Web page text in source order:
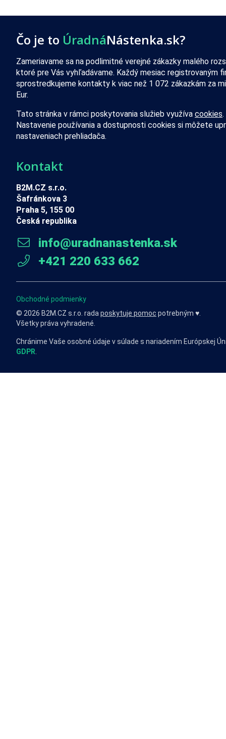
Čo je to ÚradnáNástenka.sk?
Zameriavame sa na podlimitné verejné zákazky malého
ktoré pre Vás vyhľadávame. Každý mesiac registrovaným
sprostredkujeme kontakty k viac než 1 072 zákazkám za
Eur.
Tato stránka v rámci poskytovania služieb využíva cookies.
Nastavenie používania a dostupnosti cookies si môžete
nastaveniach prehliadača.
Kontakt
B2M.CZ s.r.o.
Šafránkova 3
Praha 5, 155 00
Česká republika
info@uradnanastenka.sk
+421 220 633 662
Obchodné podmienky
© 2026 B2M.CZ s.r.o. rada poskytuje pomoc potrebným ♥️.
Všetky práva vyhradené.
Chránime Vaše osobné údaje v súlade s nariadením Európskej
GDPR